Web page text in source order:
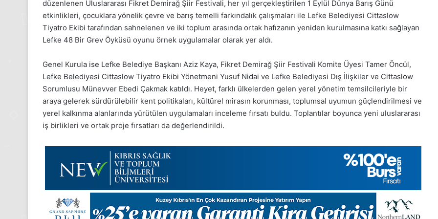
düzenlenen Uluslararası Fikret Demirağ Şiir Festivali, her yıl gerçekleştirilen 1 Eylül Dünya Barış Günü
etkinlikleri, çocuklara yönelik çevre ve barış temelli farkındalık çalışmaları ile Lefke Belediyesi Cittaslow
Tiyatro Ekibi tarafından sahnelenen ve iki toplum arasında ortak hafızanın yeniden kurulmasına katkı sağlayan
Lefke 48 Bir Grev Öyküsü oyunu örnek uygulamalar olarak yer aldı.
Genel Kurula ise Lefke Belediye Başkanı Aziz Kaya, Fikret Demirağ Şiir Festivali Komite Üyesi Tamer Öncül,
Lefke Belediyesi Cittaslow Tiyatro Ekibi Yönetmeni Yusuf Nidai ve Lefke Belediyesi Dış İlişkiler ve Cittaslow
Sorumlusu Münevver Ebedi Çakmak katıldı. Heyet, farklı ülkelerden gelen yerel yönetim temsilcileriyle bir
araya gelerek sürdürülebilir kent politikaları, kültürel mirasın korunması, toplumsal uyumun güçlendirilmesi ve
yerel kalkınma alanlarında yürütülen uygulamaları inceleme fırsatı buldu. Toplantılar boyunca yeni uluslararası
iş birlikleri ve ortak proje fırsatları da değerlendirildi.
Kasım
Pazartesi
2025,
Gıynık
Medya
24 Kasım 2025
24 Kasım Pazartesi 2025, Gıynık
Medya manşetleri
Aralık
Pazartesi
2025,
1 Aralık 2025
1 Aralık Pazartesi 2025, Gıynık
Medya manşetleri